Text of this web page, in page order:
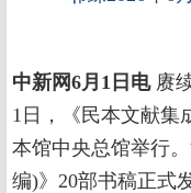
中新网6月1日电赓
1日，《民本文献集
本馆中央总馆举行
编)》20部书稿正式